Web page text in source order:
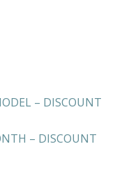
– DISCOUNT
– DISCOUNT